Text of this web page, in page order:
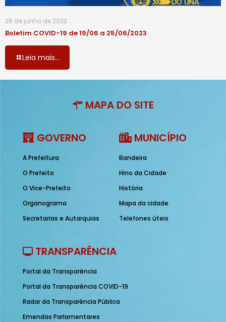
26 de junho de 2023
Boletim COVID-19 de 19/06 a 25/06/2023
Leia mais...
MAPA DO SITE
GOVERNO
A Prefeitura
O Prefeito
O Vice-Prefeito
Organograma
Secretarias e Autarquias
MUNICÍPIO
Bandeira
Hino da Cidade
História
Mapa da cidade
Telefones úteis
TRANSPARÊNCIA
Portal da Transparência
Portal da Transparência COVID-19
Radar da Transparência Pública
Emendas Parlamentares